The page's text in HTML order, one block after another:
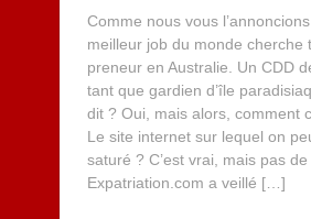
Comme nous vous
meilleur job du monde cherche
preneur en Australie. Un CDD
tant que gardien d’île
dit ? Oui, mais alors, comment
Le site internet sur lequel on
saturé ? C’est vrai, mais pas de
Expatriation.com a veillé […]